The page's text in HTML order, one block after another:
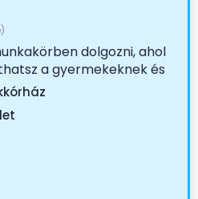
dolgozni, ahol
a gyermekeknek és